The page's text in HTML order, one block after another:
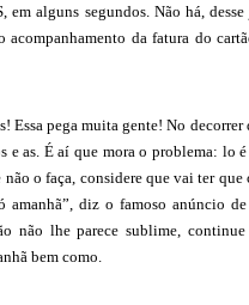
alguns segundos. Não há,
da fatura do
Essa pega muita gente! No
e as. É aí que mora o problema: lo
o faça, considere que vai ter
amanhã”, diz o famoso anúncio
não lhe parece sublime,
bem como.